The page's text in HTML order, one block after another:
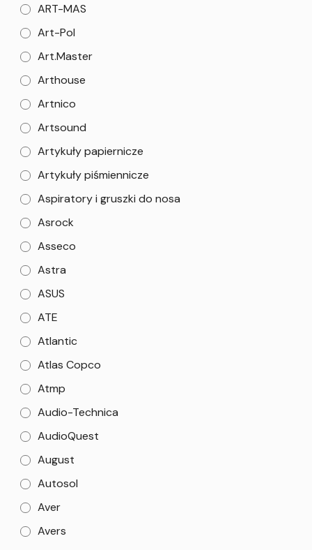
ART-MAS
Art-Pol
Art.Master
Arthouse
Artnico
Artsound
Artykuły papiernicze
Artykuły piśmiennicze
Aspiratory i gruszki do nosa
Asrock
Asseco
Astra
ASUS
ATE
Atlantic
Atlas Copco
Atmp
Audio-Technica
AudioQuest
August
Autosol
Aver
Avers